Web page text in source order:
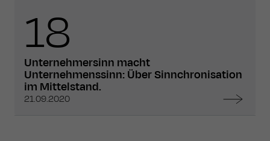
18
Unternehmersinn macht
Unternehmenssinn: Über Sinnchronisation
im Mittelstand.
21.09.2020